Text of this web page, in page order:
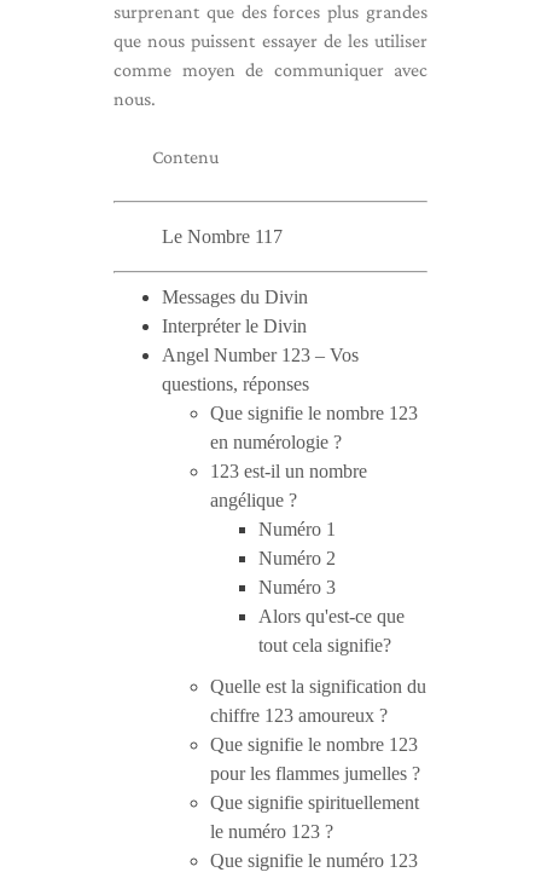
surprenant que des forces plus grandes
que nous puissent essayer de les utiliser
comme moyen de communiquer avec
nous.
Contenu
Le Nombre 117
Messages du Divin
Interpréter le Divin
Angel Number 123 – Vos
questions, réponses
Que signifie le nombre 123
en numérologie ?
123 est-il un nombre
angélique ?
Numéro 1
Numéro 2
Numéro 3
Alors qu'est-ce que
tout cela signifie?
Quelle est la signification du
chiffre 123 amoureux ?
Que signifie le nombre 123
pour les flammes jumelles ?
Que signifie spirituellement
le numéro 123 ?
Que signifie le numéro 123